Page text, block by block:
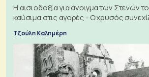
Η αισιοδοξία για άνοιγμα των Στενών
καύσιμα στις αγορές - Ο χρυσός
Τζούλη Καλημέρη